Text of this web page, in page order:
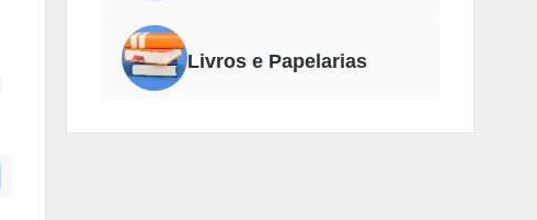
Livros e Papelarias